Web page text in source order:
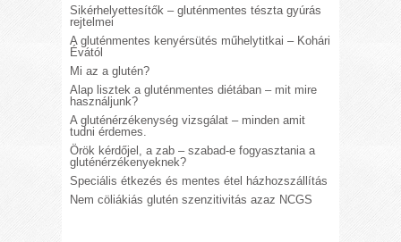
Sikérhelyettesítők – gluténmentes tészta gyúrás
rejtelmei
A gluténmentes kenyérsütés műhelytitkai – Kohári
Évától
Mi az a glutén?
Alap lisztek a gluténmentes diétában – mit mire
használjunk?
A gluténérzékenység vizsgálat – minden amit
tudni érdemes.
Örök kérdőjel, a zab – szabad-e fogyasztania a
gluténérzékenyeknek?
Speciális étkezés és mentes étel házhozszállítás
Nem cöliákiás glutén szenzitivitás azaz NCGS